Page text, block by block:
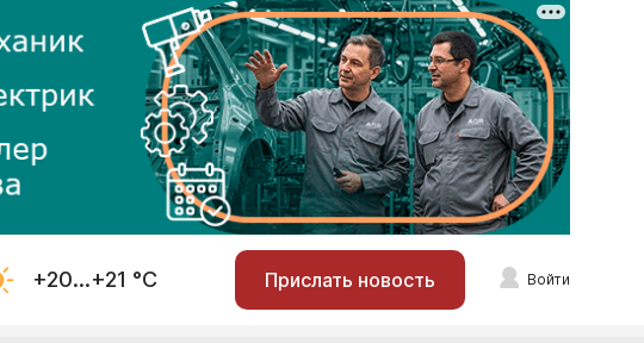
+20...+21 °С Прислать новость Войти